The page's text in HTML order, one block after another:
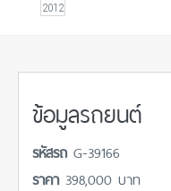
2012
ข้อมูลรถยนต์
รหัสรถ G-39166
ราคา 398,000 บาท